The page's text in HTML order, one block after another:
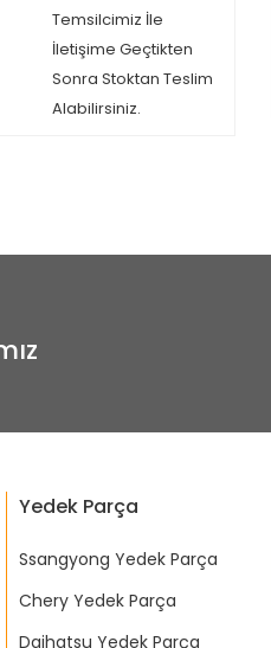
Temsilcimiz İle
İletişime Geçtikten
Sonra Stoktan Teslim
Alabilirsiniz.
Yedek Parça
Ssangyong Yedek Parça
Chery Yedek Parça
Daihatsu Yedek Parça